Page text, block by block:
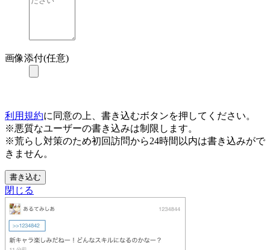
画像添付(任意)
利用規約に同意の上、書き込むボタンを押してください。
※悪質なユーザーの書き込みは制限します。
※荒らし対策のため初回訪問から24時間以内は書き込みがで
きません。
書き込む
閉じる